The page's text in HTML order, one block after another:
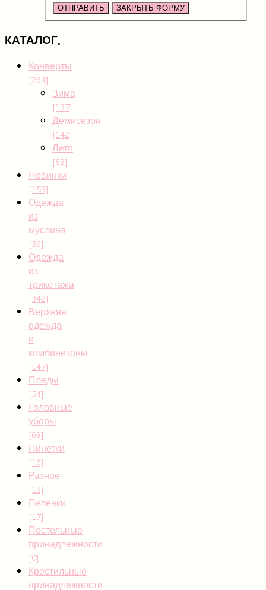
ОТПРАВИТЬ ЗАКРЫТЬ ФОРМУ
КАТАЛОГ,
Конверты
[264]
Зима
[137]
Демисезон
[142]
Лето
[82]
Новинки
[153]
Одежда
из
муслина
[56]
Одежда
из
трикотажа
[342]
Верхняя
одежда
и
комбинезоны
[147]
Пледы
[54]
Головные
уборы
[69]
Пинетки
[16]
Разное
[13]
Пеленки
[17]
Постельные
принадлежности
[0]
Крестильные
принадлежности